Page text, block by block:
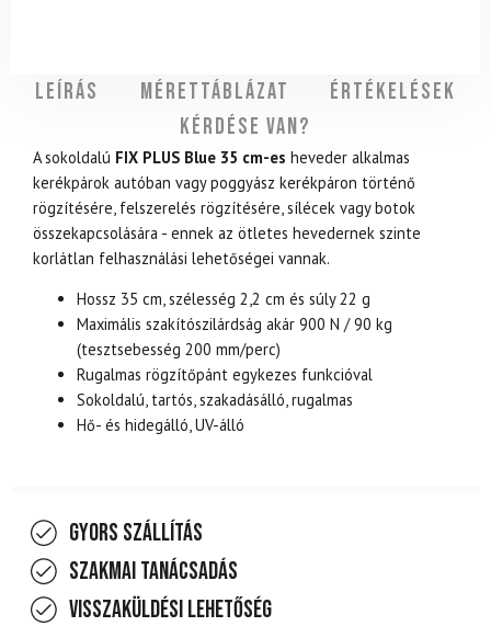
Leírás Mérettáblázat
Értékelések
Kérdése van?
A sokoldalú FIX PLUS Blue 35 cm-es heveder alkalmas
kerékpárok autóban vagy poggyász kerékpáron történő
rögzítésére, felszerelés rögzítésére, sílécek vagy botok
összekapcsolására - ennek az ötletes hevedernek szinte
korlátlan felhasználási lehetőségei vannak.
Hossz 35 cm, szélesség 2,2 cm és súly 22 g
Maximális szakítószilárdság akár 900 N / 90 kg
(tesztsebesség 200 mm/perc)
Rugalmas rögzítőpánt egykezes funkcióval
Sokoldalú, tartós, szakadásálló, rugalmas
Hő- és hidegálló, UV-álló
Gyors szállítás
Szakmai tanácsadás
Visszaküldési lehetőség